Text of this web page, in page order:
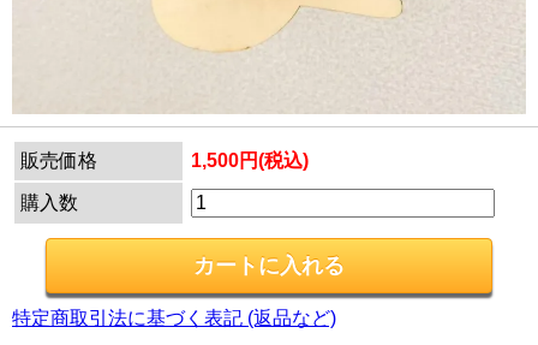
販売価格 1,500円(税込)
購入数
特定商取引法に基づく表記 (返品など)